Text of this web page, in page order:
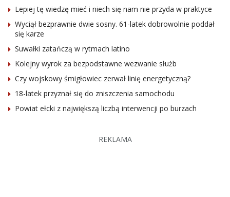
Lepiej tę wiedzę mieć i niech się nam nie przyda w praktyce
Wyciął bezprawnie dwie sosny. 61-latek dobrowolnie poddał
się karze
Suwałki zatańczą w rytmach latino
Kolejny wyrok za bezpodstawne wezwanie służb
Czy wojskowy śmigłowiec zerwał linię energetyczną?
18-latek przyznał się do zniszczenia samochodu
Powiat ełcki z największą liczbą interwencji po burzach
REKLAMA